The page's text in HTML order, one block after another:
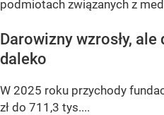
podmiotach związanych z
Darowizny wzrosły, ale
daleko
W 2025 roku przychody
zł do 711,3 tys....